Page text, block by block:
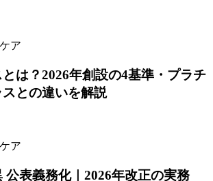
ア
は？2026年創設の4基準・プラチ
との違いを解説
ア
公表義務化｜2026年改正の実務